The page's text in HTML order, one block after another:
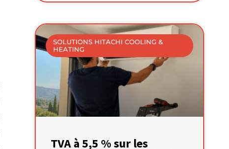
SOLUTIONS HITACHI COOLING &
HEATING
TVA à 5,5 % sur les